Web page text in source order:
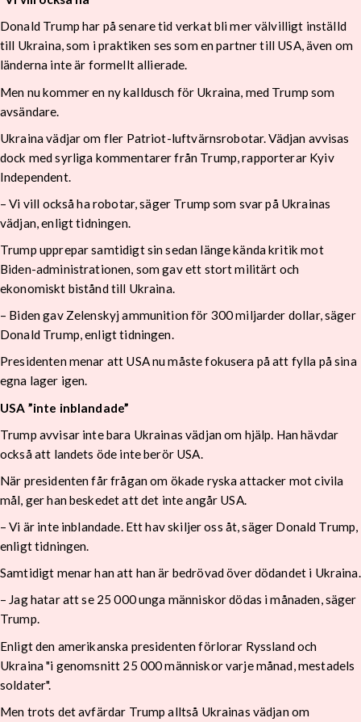
Donald Trump har på senare tid verkat bli mer välvilligt inställd
till Ukraina, som i praktiken ses som en partner till USA, även om
länderna inte är formellt allierade.
Men nu kommer en ny kalldusch för Ukraina, med Trump som
avsändare.
Ukraina vädjar om fler Patriot-luftvärnsrobotar. Vädjan avvisas
dock med syrliga kommentarer från Trump, rapporterar Kyiv
Independent.
– Vi vill också ha robotar, säger Trump som svar på Ukrainas
vädjan, enligt tidningen.
Trump upprepar samtidigt sin sedan länge kända kritik mot
Biden-administrationen, som gav ett stort militärt och
ekonomiskt bistånd till Ukraina.
– Biden gav Zelenskyj ammunition för 300 miljarder dollar, säger
Donald Trump, enligt tidningen.
Presidenten menar att USA nu måste fokusera på att fylla på sina
egna lager igen.
USA ”inte inblandade”
Trump avvisar inte bara Ukrainas vädjan om hjälp. Han hävdar
också att landets öde inte berör USA.
När presidenten får frågan om ökade ryska attacker mot civila
mål, ger han beskedet att det inte angår USA.
– Vi är inte inblandade. Ett hav skiljer oss åt, säger Donald Trump,
enligt tidningen.
Samtidigt menar han att han är bedrövad över dödandet i Ukraina.
– Jag hatar att se 25 000 unga människor dödas i månaden, säger
Trump.
Enligt den amerikanska presidenten förlorar Ryssland och
Ukraina "i genomsnitt 25 000 människor varje månad, mestadels
soldater".
Men trots det avfärdar Trump alltså Ukrainas vädjan om